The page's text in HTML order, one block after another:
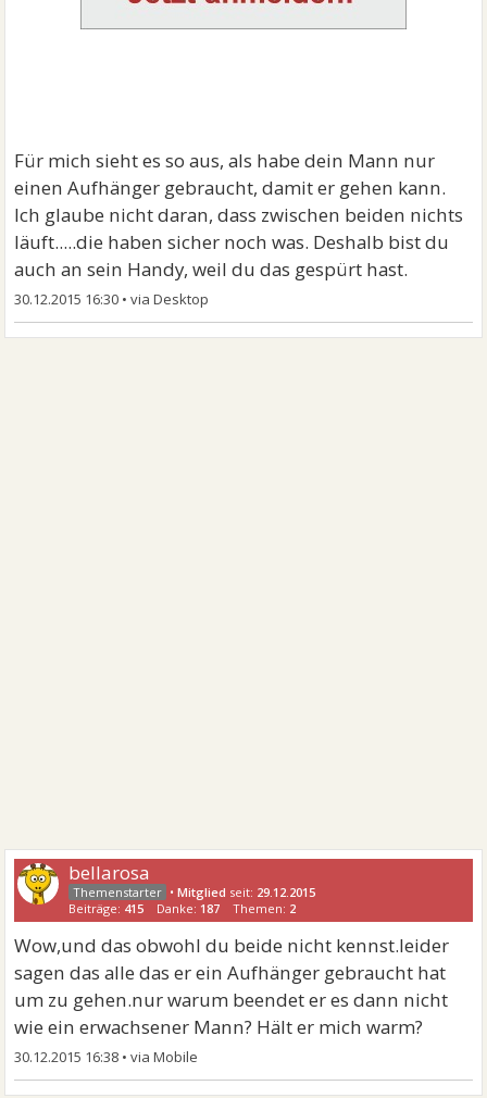
Für mich sieht es so aus, als habe dein Mann nur
einen Aufhänger gebraucht, damit er gehen kann.
Ich glaube nicht daran, dass zwischen beiden nichts
läuft.....die haben sicher noch was. Deshalb bist du
auch an sein Handy, weil du das gespürt hast.
30.12.2015 16:30 •
bellarosa
•Mitglied seit: 29.12.2015
Beiträge: 415 Danke: 187 Themen: 2
Wow,und das obwohl du beide nicht kennst.leider
sagen das alle das er ein Aufhänger gebraucht hat
um zu gehen.nur warum beendet er es dann nicht
wie ein erwachsener Mann? Hält er mich warm?
30.12.2015 16:38 •